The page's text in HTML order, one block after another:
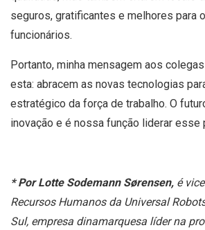
seguros, gratificantes e melhores para
funcionários.
Portanto, minha mensagem aos
esta: abracem as novas tecnologias
estratégico da força de trabalho. O
inovação e é nossa função liderar esse
* Por Lotte Sodemann Sørensen, é
Recursos Humanos da Universal
Sul, empresa dinamarquesa líder na